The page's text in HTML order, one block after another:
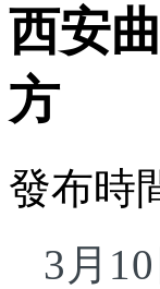
西安
方
發布時
3月